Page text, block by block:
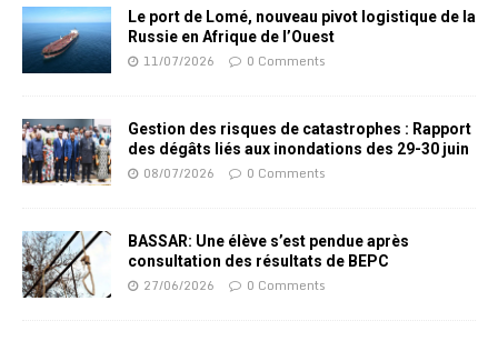
Le port de Lomé, nouveau pivot logistique de la
Russie en Afrique de l’Ouest
11/07/2026 0 Comments
Gestion des risques de catastrophes : Rapport
des dégâts liés aux inondations des 29-30 juin
08/07/2026 0 Comments
BASSAR: Une élève s’est pendue après
consultation des résultats de BEPC
27/06/2026 0 Comments